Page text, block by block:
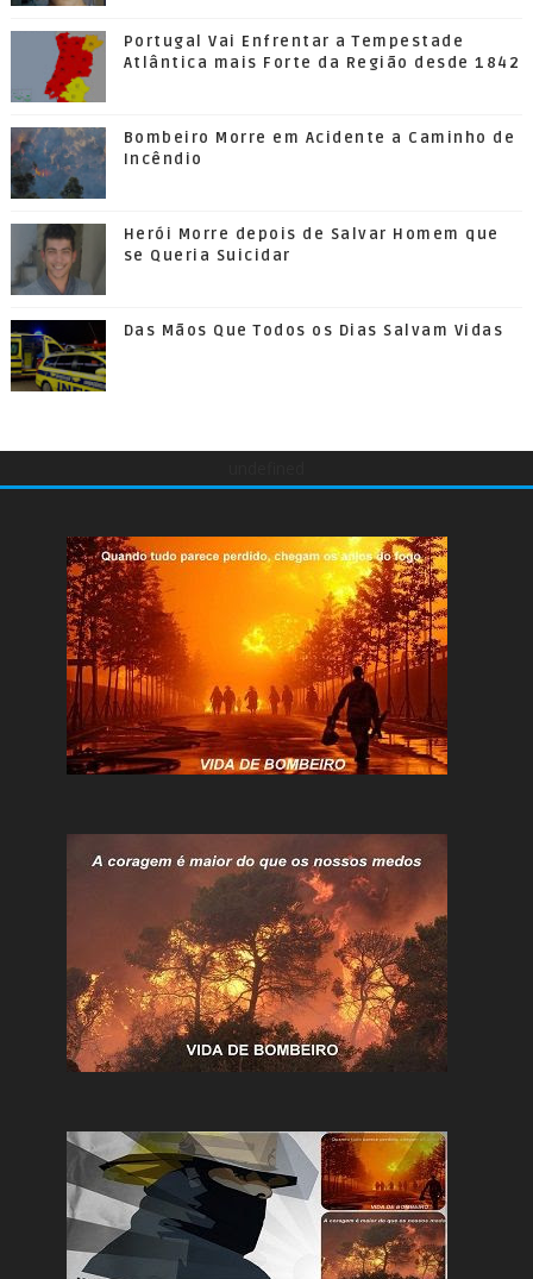
Portugal Vai Enfrentar a Tempestade
Atlântica mais Forte da Região desde 1842
Bombeiro Morre em Acidente a Caminho de
Incêndio
Herói Morre depois de Salvar Homem que
se Queria Suicidar
Das Mãos Que Todos os Dias Salvam Vidas